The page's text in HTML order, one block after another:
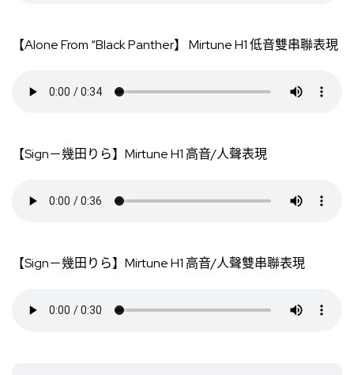
【Alone From “Black Panther】 Mirtune H1 低音雙串聯表現
【Sign－幾田りら】Mirtune H1 高音/人聲表現
【Sign－幾田りら】Mirtune H1 高音/人聲雙串聯表現